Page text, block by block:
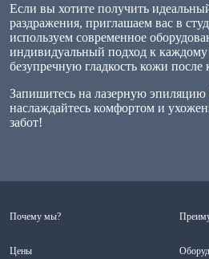
Если вы хотите получить
раздражения, приглашаем вас в
используем современное
индивидуальный подход к
безупречную гладкость кожи после
Запишитесь на лазерную
наслаждайтесь комфортом и
забот!
Почему мы?
Цены